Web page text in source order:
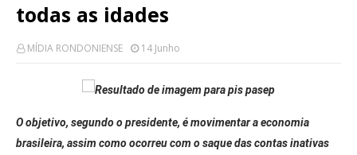
todas as idades
MÍDIA RONDONIENSE 14 Junho
O objetivo, segundo o presidente, é movimentar a economia
brasileira, assim como ocorreu com o saque das contas inativas